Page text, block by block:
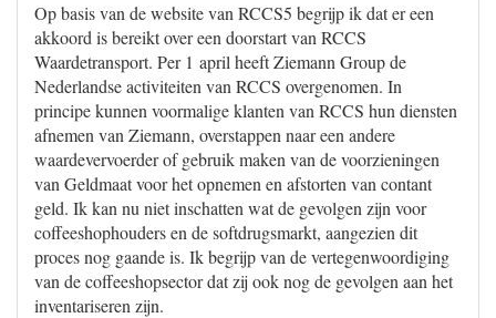
Op basis van de website van RCCS5 begrijp ik dat er een
akkoord is bereikt over een doorstart van RCCS
Waardetransport. Per 1 april heeft Ziemann Group de
Nederlandse activiteiten van RCCS overgenomen. In
principe kunnen voormalige klanten van RCCS hun diensten
afnemen van Ziemann, overstappen naar een andere
waardevervoerder of gebruik maken van de voorzieningen
van Geldmaat voor het opnemen en afstorten van contant
geld. Ik kan nu niet inschatten wat de gevolgen zijn voor
coffeeshophouders en de softdrugsmarkt, aangezien dit
proces nog gaande is. Ik begrijp van de vertegenwoordiging
van de coffeeshopsector dat zij ook nog de gevolgen aan het
inventariseren zijn.